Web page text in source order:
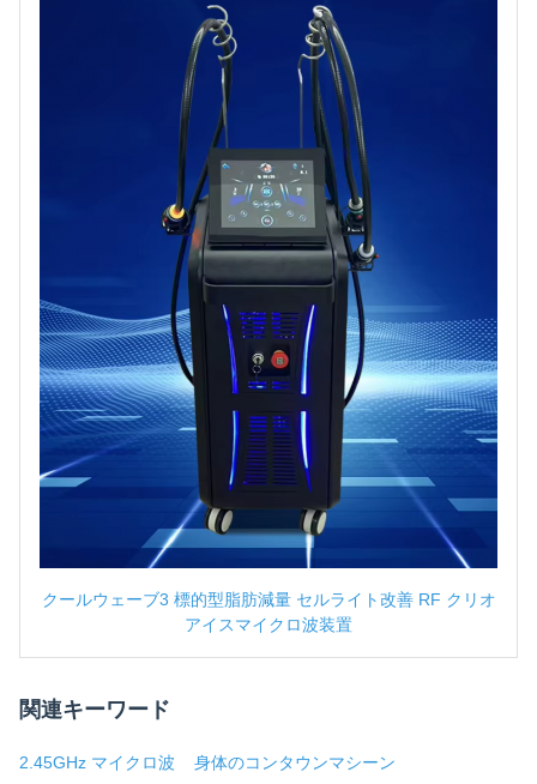
クールウェーブ3 標的型脂肪減量 セルライト改善 RF クリオ
アイスマイクロ波装置
関連キーワード
2.45GHz マイクロ波
身体のコンタウンマシーン